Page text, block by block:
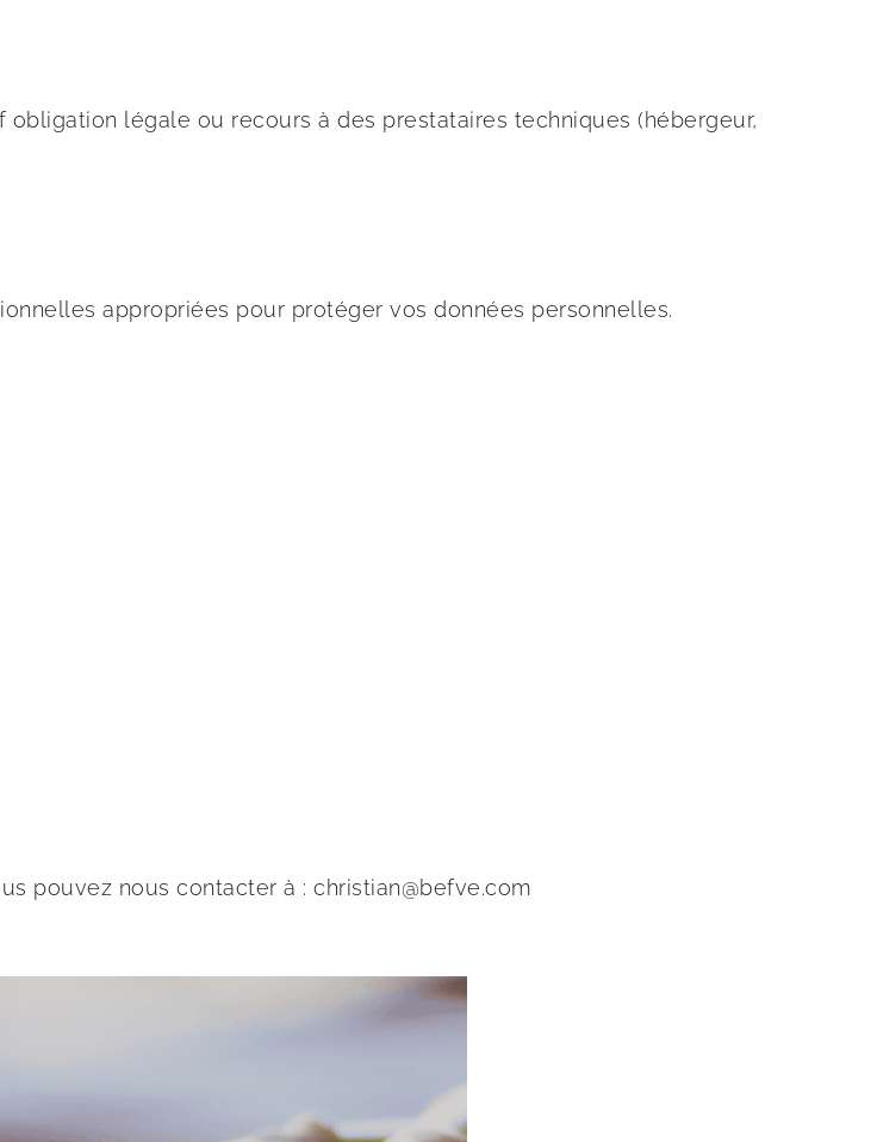
légale ou recours à des prestataires techniques (hébergeur,
appropriées pour protéger vos données personnelles.
pouvez nous contacter à : christian@befve.com